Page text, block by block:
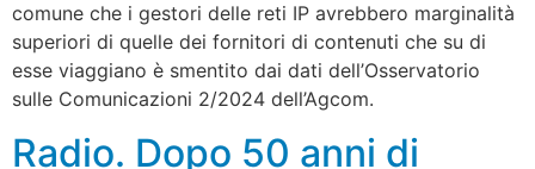
comune che i gestori delle reti IP avrebbero marginalità
superiori di quelle dei fornitori di contenuti che su di
esse viaggiano è smentito dai dati dell’Osservatorio
sulle Comunicazioni 2/2024 dell’Agcom.
Radio. Dopo 50 anni di